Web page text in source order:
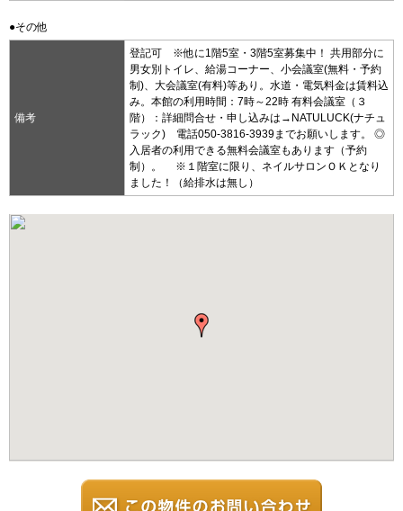
●その他
備考
登記可 ※他に1階5室・3階5室募集中！ 共用部分に
男女別トイレ、給湯コーナー、小会議室(無料・予約
制)、大会議室(有料)等あり。水道・電気料金は賃料込
み。本館の利用時間：7時～22時 有料会議室（３
階）：詳細問合せ・申し込みは→NATULUCK(ナチュ
ラック) 電話050-3816-3939までお願いします。 ◎
入居者の利用できる無料会議室もあります（予約
制）。 ※１階室に限り、ネイルサロンＯＫとなり
ました！（給排水は無し）